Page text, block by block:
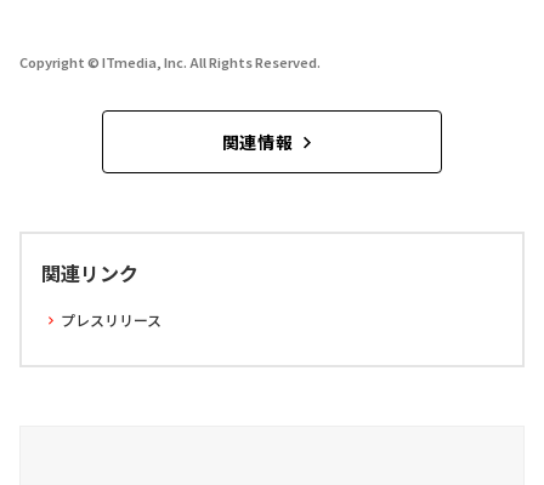
Copyright © ITmedia, Inc. All Rights Reserved.
関連情報
関連リンク
プレスリリース